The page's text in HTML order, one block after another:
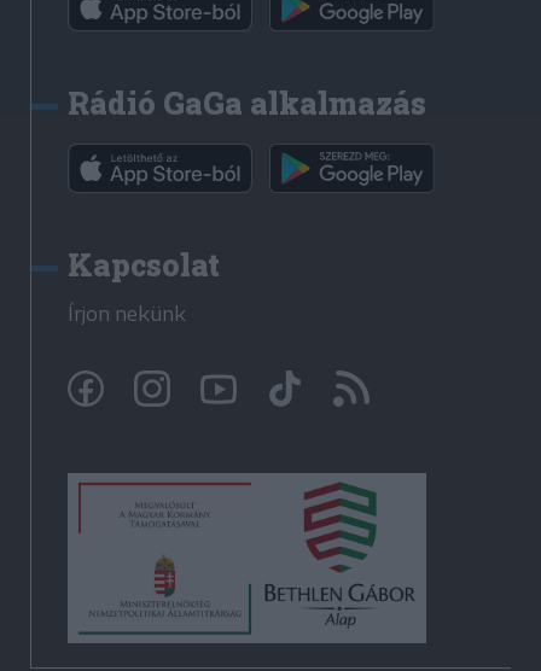
Rádió GaGa alkalmazás
Kapcsolat
Írjon nekünk